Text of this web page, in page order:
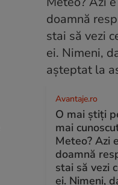
Avantaje.ro
O mai știți
mai
Meteo? Azi
doamnă
stai să vezi
ei. Nimeni,